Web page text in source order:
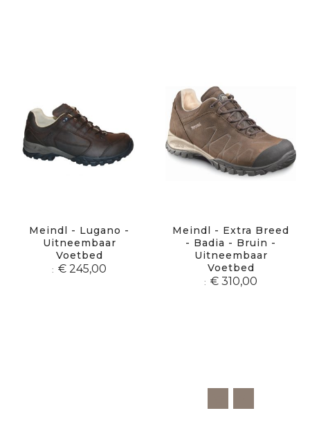
Meindl - Lugano -
Uitneembaar
Voetbed
€ 245,00
Meindl - Extra Breed
- Badia - Bruin -
Uitneembaar
Voetbed
€ 310,00